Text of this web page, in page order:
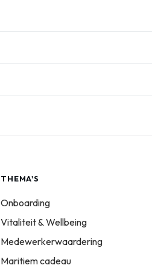
THEMA'S
Onboarding
Vitaliteit & Wellbeing
Medewerkerwaardering
Maritiem cadeau